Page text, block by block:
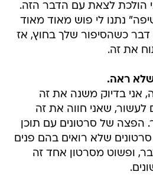
הולכת לצאת עם הדבר הזה.
נתנו לי פוש מאוד מאוד
דבר כשהסיפור שלך בחוץ, אז
את זה.
שלא ראה.
אני בדיוק משנה את זה
שאני חווה את זה
של סרטונים עם תוכן
שלא רואים בהם פנים
ופשוט מסרטון אחד זה